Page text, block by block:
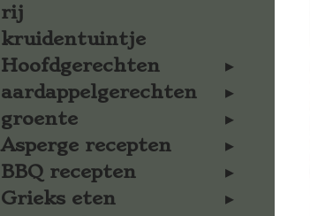
rij
kruidentuintje
Hoofdgerechten
aardappelgerechten
groente
Asperge recepten
BBQ recepten
Grieks eten